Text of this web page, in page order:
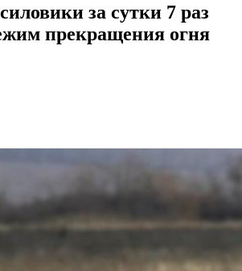
за сутки 7 раз
прекращения огня